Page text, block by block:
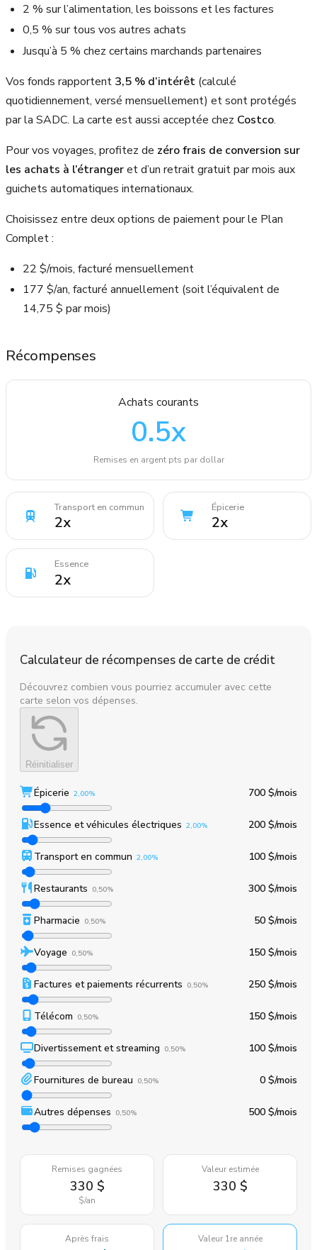
2 % sur l’alimentation, les boissons et les factures
0,5 % sur tous vos autres achats
Jusqu’à 5 % chez certains marchands partenaires
Vos fonds rapportent 3,5 % d’intérêt (calculé
quotidiennement, versé mensuellement) et sont protégés
par la SADC. La carte est aussi acceptée chez Costco.
Pour vos voyages, profitez de zéro frais de conversion sur
les achats à l’étrangeret d’un retrait gratuit par mois aux
guichets automatiques internationaux.
Choisissez entre deux options de paiement pour le Plan
Complet :
22 $/mois, facturé mensuellement
177 $/an, facturé annuellement (soit l’équivalent de
14,75 $ par mois)
Récompenses
Achats courants
0.5x
Remises en argent pts par dollar
Transport en commun
2x
Épicerie
2x
Essence
2x
Calculateur de récompenses de carte de crédit
Découvrez combien vous pourriez accumuler avec cette
carte selon vos dépenses.
Réinitialiser
Épicerie 2,00% 700 $/mois
Essence et véhicules électriques 2,00% 200 $/mois
Transport en commun 2,00% 100 $/mois
Restaurants 0,50% 300 $/mois
Pharmacie 0,50% 50 $/mois
Voyage 0,50% 150 $/mois
Factures et paiements récurrents 0,50% 250 $/mois
Télécom 0,50% 150 $/mois
Divertissement et streaming 0,50% 100 $/mois
Fournitures de bureau 0,50% 0 $/mois
Autres dépenses 0,50% 500 $/mois
Remises gagnées
330 $
$/an
Valeur estimée
330 $
Après frais Valeur 1re année